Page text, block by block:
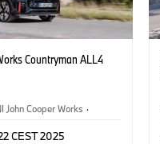
Countryman ALL4
John Cooper Works ·
CEST 2025